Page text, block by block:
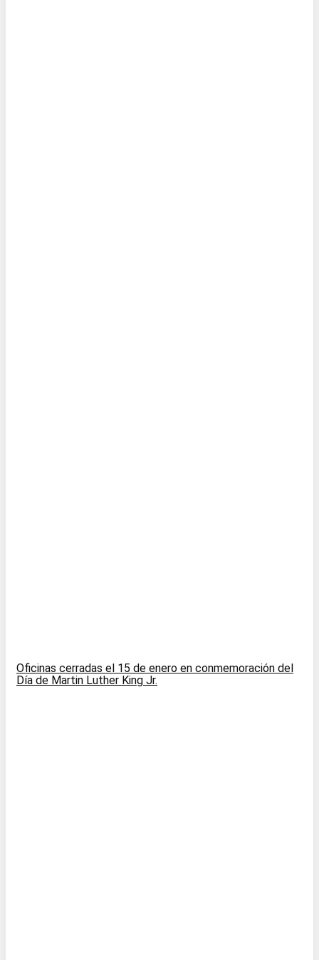
Oficinas cerradas el 15 de enero en conmemoración del
Día de Martin Luther King Jr.